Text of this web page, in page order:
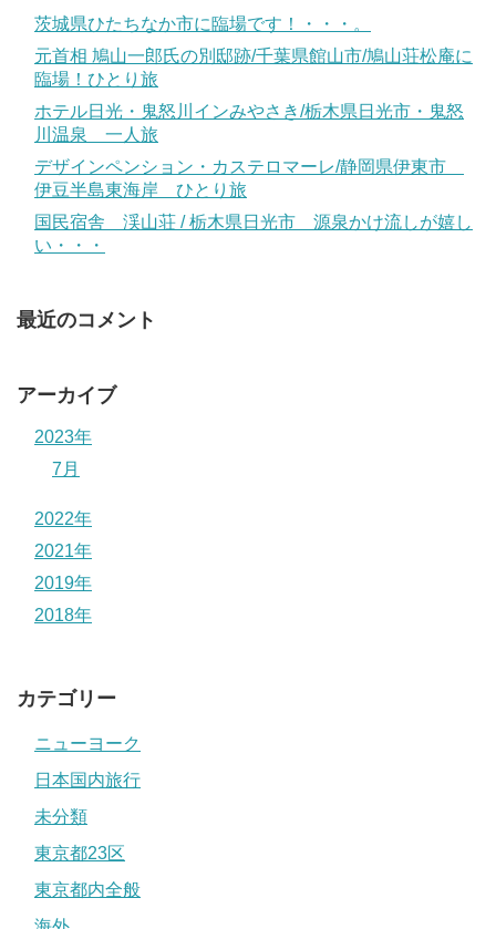
茨城県ひたちなか市に臨場です！・・・。
元首相 鳩山一郎氏の別邸跡/千葉県館山市/鳩山荘松庵に
臨場！ひとり旅
ホテル日光・鬼怒川インみやさき/栃木県日光市・鬼怒
川温泉 一人旅
デザインペンション・カステロマーレ/静岡県伊東市
伊豆半島東海岸 ひとり旅
国民宿舎 渓山荘 / 栃木県日光市 源泉かけ流しが嬉し
い・・・
最近のコメント
アーカイブ
2023年
7月
2022年
2021年
2019年
2018年
カテゴリー
ニューヨーク
日本国内旅行
未分類
東京都23区
東京都内全般